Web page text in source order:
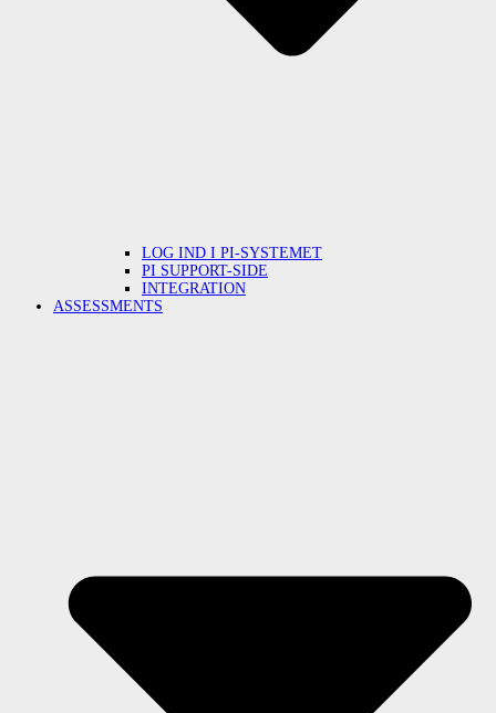
LOG IND I PI-SYSTEMET
PI SUPPORT-SIDE
INTEGRATION
ASSESSMENTS